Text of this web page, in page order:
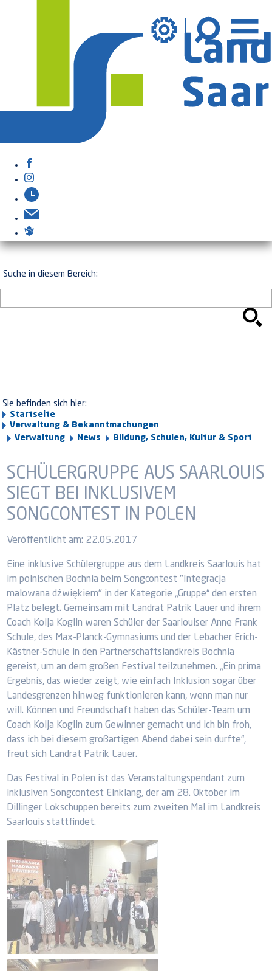
Suche in diesem Bereich:
Sie befinden sich hier:
Startseite
Verwaltung & Bekanntmachungen
Verwaltung
News Bildung, Schulen, Kultur & Sport
SCHÜLERGRUPPE AUS SAARLOUIS
SIEGT BEI INKLUSIVEM
SONGCONTEST IN POLEN
Veröffentlicht am: 22.05.2017
Eine inklusive Schülergruppe aus dem Landkreis Saarlouis hat
im polnischen Bochnia beim Songcontest "Integracja
malowana dźwiękiem" in der Kategorie „Gruppe“ den ersten
Platz belegt. Gemeinsam mit Landrat Patrik Lauer und ihrem
Coach Kolja Koglin waren Schüler der Saarlouiser Anne Frank
Schule, des Max-Planck-Gymnasiums und der Lebacher Erich-
Kästner-Schule in den Partnerschaftslandkreis Bochnia
gereist, um an dem großen Festival teilzunehmen. „Ein prima
Ergebnis, das wieder zeigt, wie einfach Inklusion sogar über
Landesgrenzen hinweg funktionieren kann, wenn man nur
will. Können und Freundschaft haben das Schüler-Team um
Coach Kolja Koglin zum Gewinner gemacht und ich bin froh,
dass ich bei diesem großartigen Abend dabei sein durfte“,
freut sich Landrat Patrik Lauer.
Das Festival in Polen ist das Veranstaltungspendant zum
inklusiven Songcontest Einklang, der am 28. Oktober im
Dillinger Lokschuppen bereits zum zweiten Mal im Landkreis
Saarlouis stattfindet.